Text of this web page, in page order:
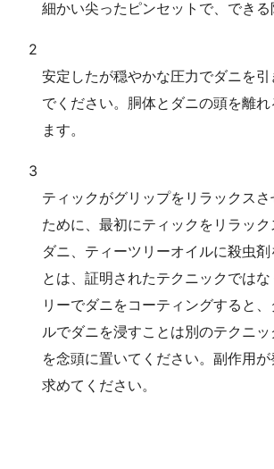
細かい尖ったピンセットで、でき
2
安定したが穏やかな圧力でダニを
でください。胴体とダニの頭を離
ます。
3
ティックがグリップをリラックス
ために、最初にティックをリラッ
ダニ、ティーツリーオイルに殺虫
とは、証明されたテクニックでは
リーでダニをコーティングすると
ルでダニを浸すことは別のテクニ
を念頭に置いてください。副作用
求めてください。